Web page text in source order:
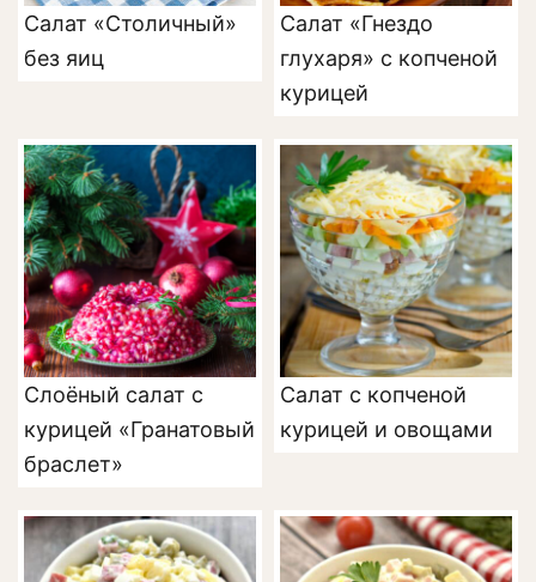
Салат «Столичный»
без яиц
Салат «Гнездо
глухаря» с копченой
курицей
Слоёный салат с
курицей «Гранатовый
браслет»
Салат с копченой
курицей и овощами